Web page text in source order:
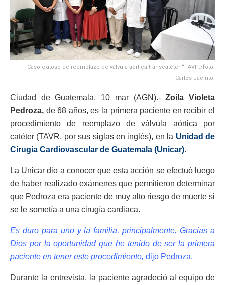
Caso exitoso de reemplazo de válvula aortica transcatéter “TAVI”./foto:
Carlos Jacinto.
Ciudad de Guatemala, 10 mar (AGN).-Zoila Violeta
Pedroza, de 68 años, es la primera paciente en recibir el
procedimiento de reemplazo de válvula aórtica por
catéter (TAVR, por sus siglas en inglés), en la Unidad de
Cirugía Cardiovascular de Guatemala (Unicar).
La Unicar dio a conocer que esta acción se efectuó luego
de haber realizado exámenes que permitieron determinar
que Pedroza era paciente de muy alto riesgo de muerte si
se le sometía a una cirugía cardiaca.
Es duro para uno y la familia, principalmente. Gracias a
Dios por la oportunidad que he tenido de ser la primera
paciente en tener este procedimiento, dijo Pedroza.
Durante la entrevista, la paciente agradeció al equipo de